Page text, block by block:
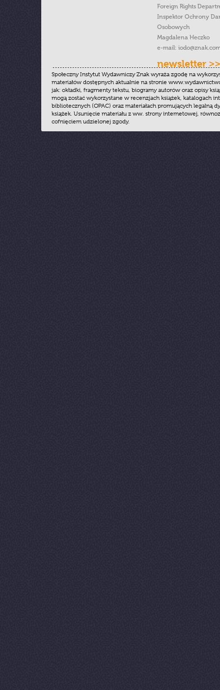
Foreign Rights
Inspektor Ochrony
Osobowych
Magdalena Heczko
e-mail:
newsletter >>
Społeczny Instytut Wydawniczy Znak wyraża zgodę na
materiałów dostępnych aktualnie na stronie
jak: okładki, fragmenty tekstu, biogramy autorów oraz opisy
mogą zostać wykorzystane w recenzjach książek, katalogach
bibliotecznych (OPAC) oraz materiałach promujących legalną
książek. Usunięcie materiału z ww. strony internetowej,
cofnięciem udzielonej zgody.